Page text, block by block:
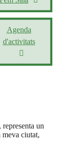
un
ciutat,
Agenda
d'activitats